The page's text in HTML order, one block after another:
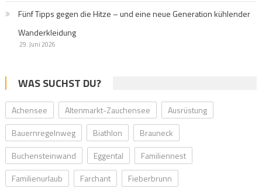
Fünf Tipps gegen die Hitze – und eine neue Generation kühlender
Wanderkleidung
29. Juni 2026
WAS SUCHST DU?
Achensee Altenmarkt-Zauchensee
Ausrüstung
Bauernregelnweg
Biathlon
Brauneck
Buchensteinwand
Eggental
Familiennest
Familienurlaub
Farchant
Fieberbrunn